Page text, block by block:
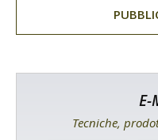
E-
Tecniche,